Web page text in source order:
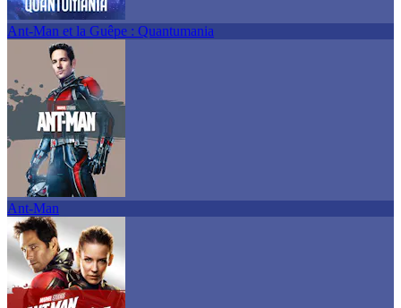
Ant-Man et la Guêpe : Quantumania
Ant-Man